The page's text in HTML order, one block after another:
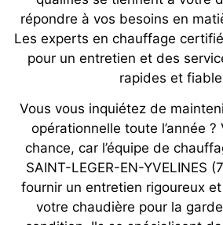
répondre à vos besoins en
Les experts en chauffage
pour un entretien et des
rapides et
Vous vous inquiétez de
opérationnelle toute l’année ?
chance, car l’équipe de
SAINT-LEGER-EN-YVELINES
fournir un entretien rigoureux
votre chaudière pour la